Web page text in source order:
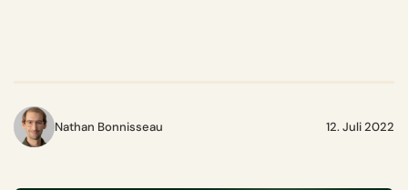
Nathan Bonnisseau 12. Juli 2022